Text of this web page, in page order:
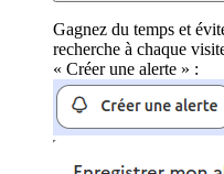
Gagnez du temps et
recherche à chaque
« Créer une alerte » :